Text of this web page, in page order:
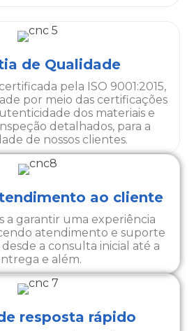
de Qualidade
pela ISO 9001:2015,
por meio das certificações
dos materiais e
detalhados, para a
de nossos clientes.
ao cliente
a garantir uma experiência
atendimento e suporte
a consulta inicial até a
e além.
resposta rápido